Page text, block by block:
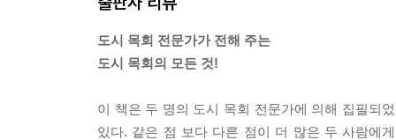
도시 목회 전문가가 전해 주는
도시 목회의 모든 것!
이 책은 두 명의 도시 목회 전문가에 의해 집필되
있다. 같은 점 보다 다른 점이 더 많은 두 사람에